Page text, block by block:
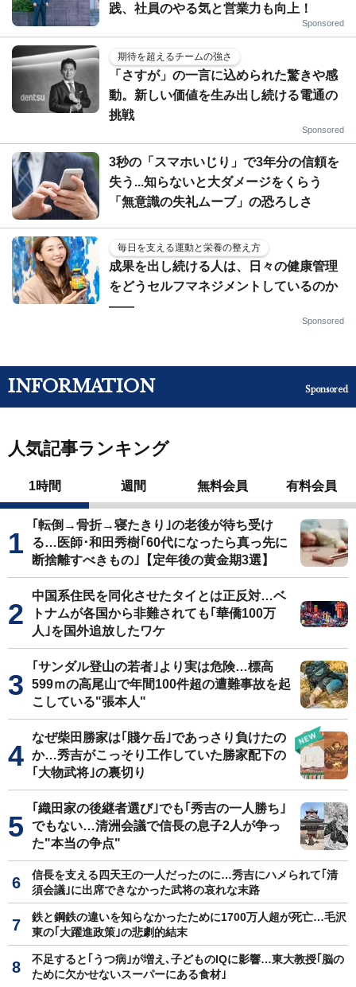
践、社員のやる気と営業力も向上！
Sponsored
期待を超えるチームの強さ
「さすが」の一言に込められた驚きや感
動。新しい価値を生み出し続ける電通の
挑戦
Sponsored
3秒の「スマホいじり」で3年分の信頼を
失う...知らないと大ダメージをくらう
「無意識の失礼ムーブ」の恐ろしさ
毎日を支える運動と栄養の整え方
成果を出し続ける人は、日々の健康管理
をどうセルフマネジメントしているのか
——
Sponsored
INFORMATION Sponsored
人気記事ランキング
1時間 週間 無料会員 有料会員
｢転倒→骨折→寝たきり｣の老後が待ち受け
る…医師･和田秀樹｢60代になったら真っ先に
断捨離すべきもの｣【定年後の黄金期3選】
中国系住民を同化させたタイとは正反対…ベ
トナムが各国から非難されても｢華僑100万
人｣を国外追放したワケ
｢サンダル登山の若者｣より実は危険…標高
599ｍの高尾山で年間100件超の遭難事故を起
こしている"張本人"
なぜ柴田勝家は｢賤ケ岳｣であっさり負けたの
か…秀吉がこっそり工作していた勝家配下の
｢大物武将｣の裏切り
｢織田家の後継者選び｣でも｢秀吉の一人勝ち｣
でもない…清洲会議で信長の息子2人が争っ
た"本当の争点"
信長を支える四天王の一人だったのに…秀吉にハメられて｢清
須会議｣に出席できなかった武将の哀れな末路
鉄と鋼鉄の違いを知らなかったために1700万人超が死亡…毛沢
東の｢大躍進政策｣の悲劇的結末
不足すると｢うつ病｣が増え､子どものIQに影響…東大教授｢脳の
ために欠かせないスーパーにある食材｣